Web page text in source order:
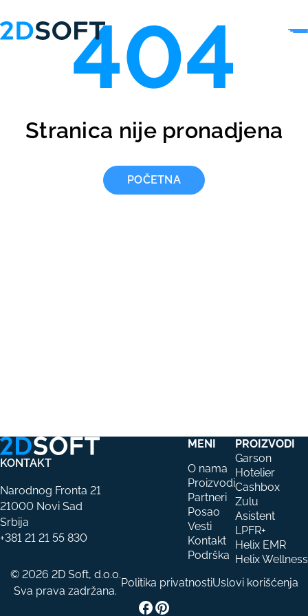
404
Stranica nije pronadjena
POČETNA
KONTAKT
Narodnog Fronta 21
21000 Novi Sad
Srbija
+381 21 21 55 830
MENI
O nama
Proizvodi
Partneri
Posao
Vesti
Kontakt
Podrška
PROIZVODI
Garson
Hotelier
Cashbox
Zulu
Asistent
LPFR+
Helix EMR
Helix Wellness
© 2026 2D Soft, d.o.o.
Sva prava zadržana.
Politika privatnosti Uslovi korišćenja